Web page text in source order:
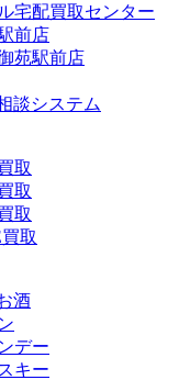
宅配買取センター
前店
苑駅前店
談システム
取
取
取
取
酒
デー
キー